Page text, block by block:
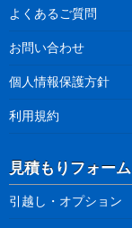
よくあるご質問
お問い合わせ
個人情報保護方針
利用規約
見積もりフォーム
引越し・オプション